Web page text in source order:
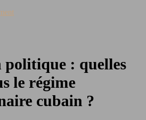
politique : quelles
le régime
cubain ?